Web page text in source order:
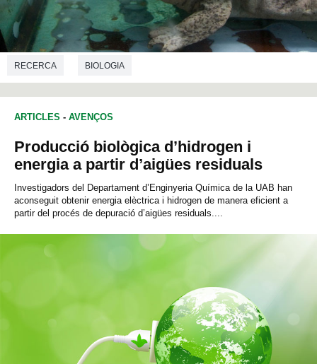
RECERCA BIOLOGIA
ARTICLES - AVENÇOS
Producció biològica d’hidrogen i
energia a partir d’aigües residuals
Investigadors del Departament d’Enginyeria Química de la UAB han
aconseguit obtenir energia elèctrica i hidrogen de manera eficient a
partir del procés de depuració d’aigües residuals....